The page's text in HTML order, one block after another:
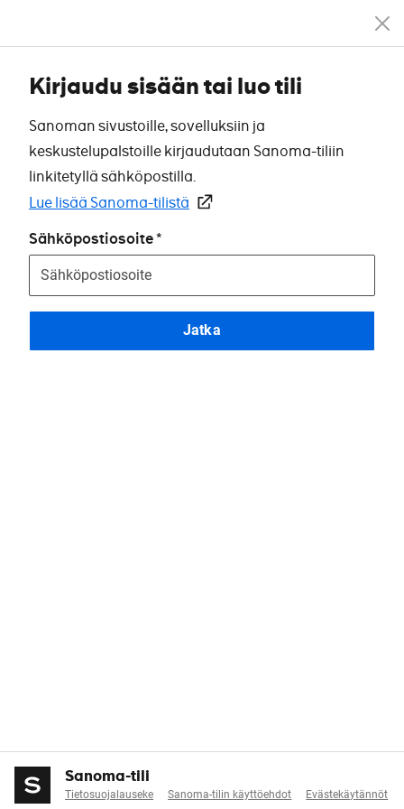
Kirjaudu sisään tai luo tili
Sanoman sivustoille, sovelluksiin ja
keskustelupalstoille kirjaudutaan Sanoma-tiliin
linkitetyllä sähköpostilla.
Lue lisää Sanoma-tilistä
Sähköpostiosoite
Jatka
Sanoma-tili
Tietosuojalauseke Sanoma-tilin käyttöehdot Evästekäytännöt